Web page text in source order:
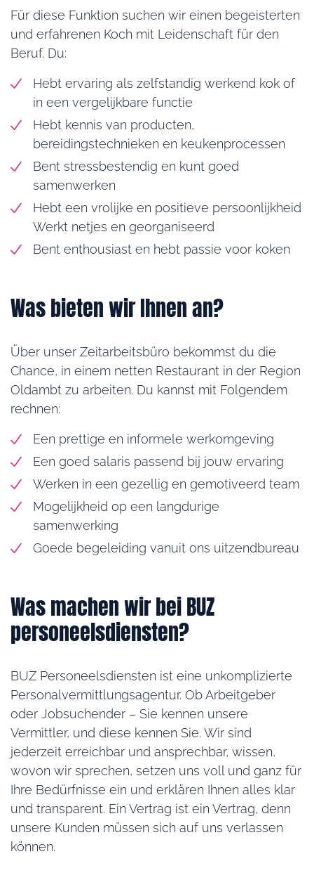
Für diese Funktion suchen wir einen begeisterten
und erfahrenen Koch mit Leidenschaft für den
Beruf. Du:
Hebt ervaring als zelfstandig werkend kok of
in een vergelijkbare functie
Hebt kennis van producten,
bereidingstechnieken en keukenprocessen
Bent stressbestendig en kunt goed
samenwerken
Hebt een vrolijke en positieve persoonlijkheid
Werkt netjes en georganiseerd
Bent enthousiast en hebt passie voor koken
Was bieten wir Ihnen an?
Über unser Zeitarbeitsbüro bekommst du die
Chance, in einem netten Restaurant in der Region
Oldambt zu arbeiten. Du kannst mit Folgendem
rechnen:
Een prettige en informele werkomgeving
Een goed salaris passend bij jouw ervaring
Werken in een gezellig en gemotiveerd team
Mogelijkheid op een langdurige
samenwerking
Goede begeleiding vanuit ons uitzendbureau
Was machen wir bei BUZ
personeelsdiensten?
BUZ Personeelsdiensten ist eine unkomplizierte
Personalvermittlungsagentur. Ob Arbeitgeber
oder Jobsuchender – Sie kennen unsere
Vermittler, und diese kennen Sie. Wir sind
jederzeit erreichbar und ansprechbar, wissen,
wovon wir sprechen, setzen uns voll und ganz für
Ihre Bedürfnisse ein und erklären Ihnen alles klar
und transparent. Ein Vertrag ist ein Vertrag, denn
unsere Kunden müssen sich auf uns verlassen
können.